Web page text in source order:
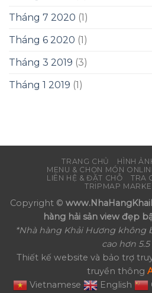
Tháng 7 2020 (1)
Tháng 6 2020 (1)
Tháng 3 2019 (3)
Tháng 1 2019 (1)
TRANG CHỦ
HÌNH
MENU & CHỌN MÓN
LIÊN HỆ & ĐẶT CHỖ
TRA
TRIPMAP
Copyright ©
hàng hải sản view đẹp
*Nhà hàng Khải Hương không
cao hơn
Thiết kế website và bảo trợ
truyền thông
Vietnamese
English